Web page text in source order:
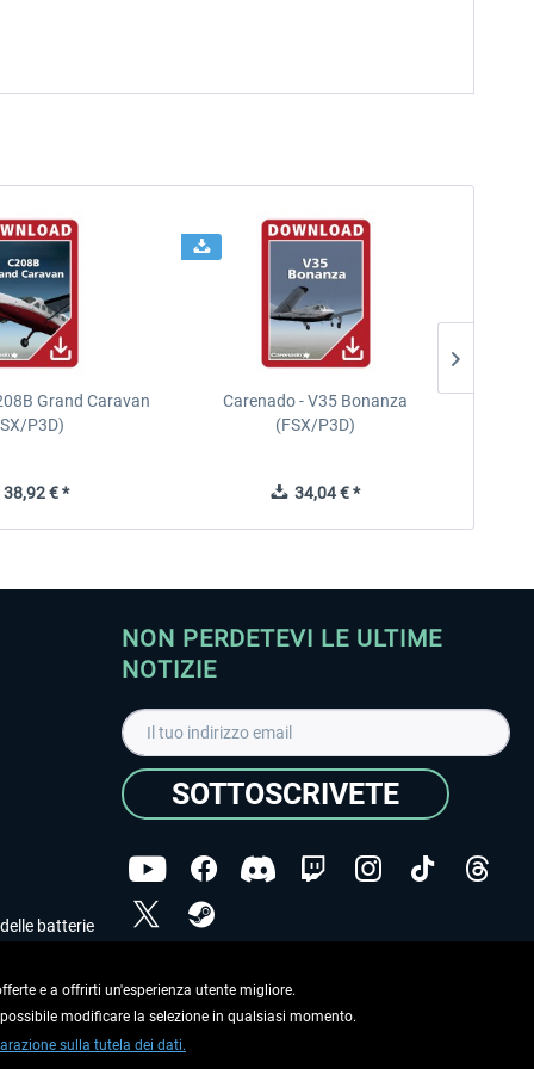
Grand Caravan
P3D)
€ *
Carenado - V35 Bonanza
(FSX/P3D)
34,04 € *
batterie
NON PERDETEVI LE ULTIME
NOTIZIE
SOTTOSCRIVETE
dei dati.
Copyright © Aerosoft GmbH. Tutti i diritti riservati.
e a offrirti un'esperienza utente migliore.
modificare la selezione in qualsiasi momento.
sulla tutela dei dati.